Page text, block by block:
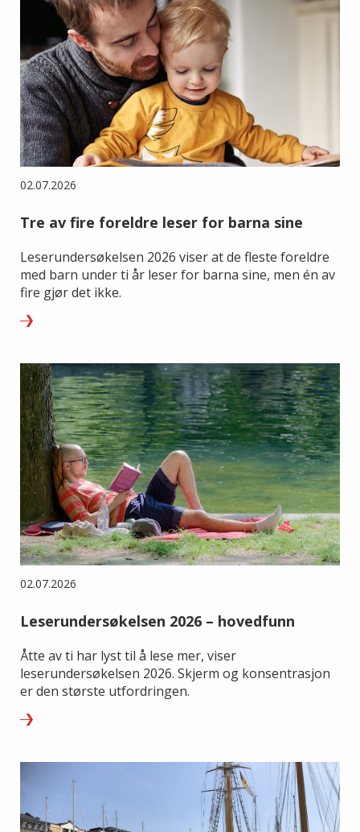
02.07.2026
Tre av fire foreldre leser for barna sine
Leserundersøkelsen 2026 viser at de fleste foreldre
med barn under ti år leser for barna sine, men én av
fire gjør det ikke.
02.07.2026
Leserundersøkelsen 2026 – hovedfunn
Åtte av ti har lyst til å lese mer, viser
leserundersøkelsen 2026. Skjerm og konsentrasjon
er den største utfordringen.